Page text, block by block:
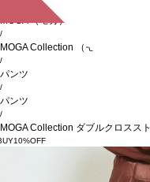
（モガ）
/
MOGA Collection （モガ コレクシ
/
パンツ
/
パンツ
/
MOGA Collection ダブルクロスス